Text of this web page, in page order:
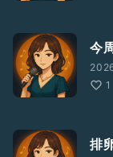
今
1
排